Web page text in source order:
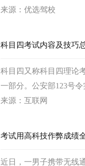
就能顺利通过考试。
来源：优选驾校
科目四考试内容及技巧
科目四又称科目四理论
一部分。公安部123号
考，增加了安全文明驾
来源：互联网
考试用高科技作弊成绩
近日，一男子携带无线